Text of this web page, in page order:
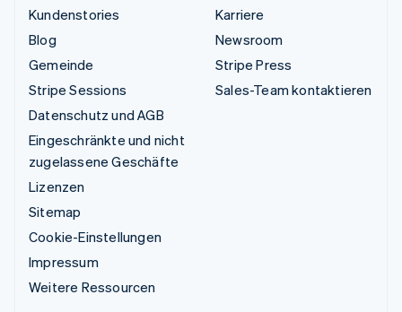
Kundenstories
Blog
Gemeinde
Stripe Sessions
Datenschutz und AGB
Eingeschränkte und nicht
zugelassene Geschäfte
Lizenzen
Sitemap
Cookie-Einstellungen
Impressum
Weitere Ressourcen
Karriere
Newsroom
Stripe Press
Sales-Team kontaktieren